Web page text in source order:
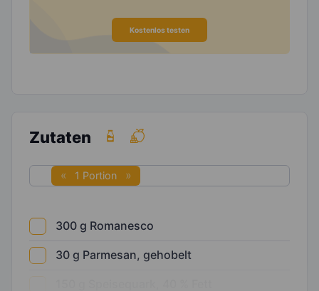
Kostenlos testen
Zutaten
1 Portion
300 g Romanesco
30 g Parmesan, gehobelt